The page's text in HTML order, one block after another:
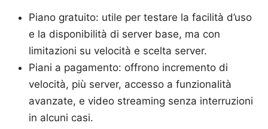
Piano gratuito: utile per testare la facilità d’uso
e la disponibilità di server base, ma con
limitazioni su velocità e scelta server.
Piani a pagamento: offrono incremento di
velocità, più server, accesso a funzionalità
avanzate, e video streaming senza interruzioni
in alcuni casi.